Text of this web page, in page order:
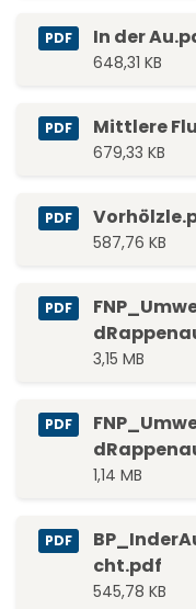
PDF In der
648,31 KB
PDF Mittlere
679,33 KB
PDF
587,76 KB
PDF
3,15 MB
PDF
1,14 MB
PDF
cht.pdf
545,78 KB